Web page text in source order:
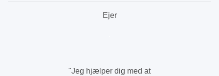
Ejer
"Jeg hjælper dig med at